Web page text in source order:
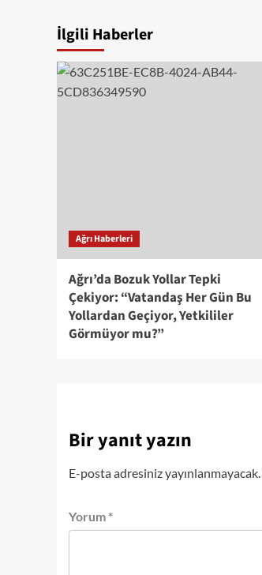
İlgili Haberler
Ağrı Haberleri
Ağrı’da Bozuk Yollar Tepki
Çekiyor: “Vatandaş Her Gün Bu
Yollardan Geçiyor, Yetkililer
Görmüyor mu?”
Bir yanıt yazın
E-posta adresiniz yayınlanmayacak.
Yorum *